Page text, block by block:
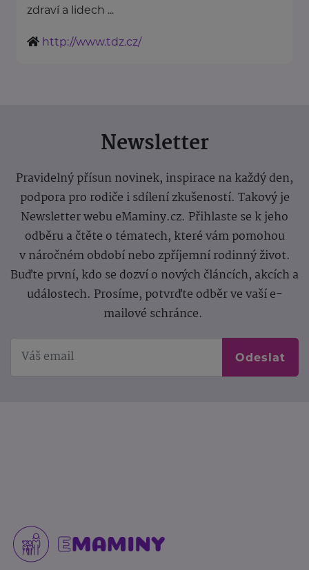
zdraví a lidech ...
http://www.tdz.cz/
Newsletter
Pravidelný přísun novinek, inspirace na každý den,
podpora pro rodiče i sdílení zkušeností. Takový je
Newsletter webu eMaminy.cz. Přihlaste se k jeho
odběru a čtěte o tématech, které vám pomohou
v náročném období nebo zpříjemní rodinný život.
Buďte první, kdo se dozví o nových článcích, akcích a
událostech. Prosíme, potvrďte odběr ve vaší e-
mailové schránce.
Odeslat